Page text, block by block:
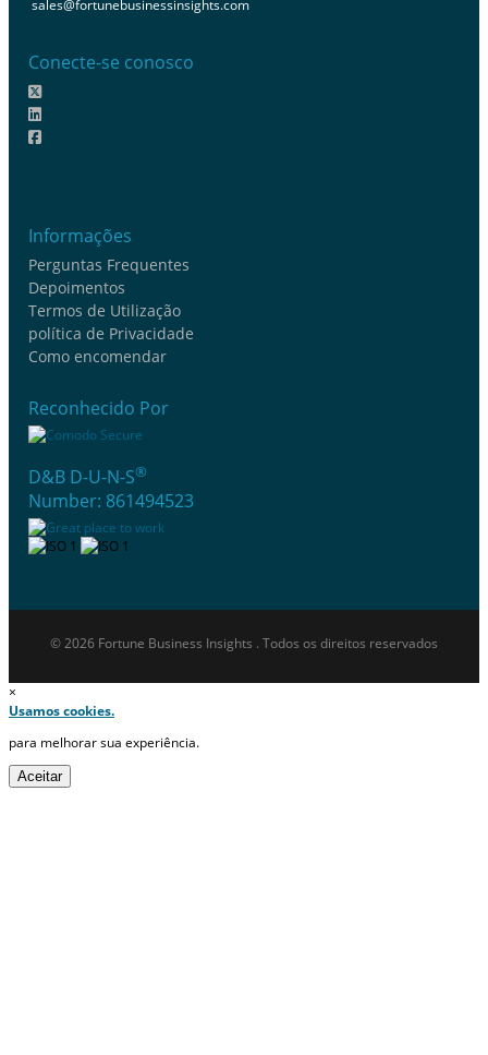
sales@fortunebusinessinsights.com
Conecte-se conosco
Informações
Perguntas Frequentes
Depoimentos
Termos de Utilização
política de Privacidade
Como encomendar
Reconhecido Por
D&B D-U-N-S®
Number: 861494523
© 2026 Fortune Business Insights . Todos os direitos reservados
×
Usamos cookies.
para melhorar sua experiência.
Aceitar